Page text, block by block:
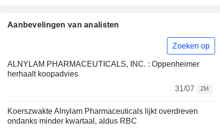
Aanbevelingen van analisten
Zoeken op
ALNYLAM PHARMACEUTICALS, INC. : Oppenheimer
herhaalt koopadvies
31/07
ZM
Koerszwakte Alnylam Pharmaceuticals lijkt overdreven
ondanks minder kwartaal, aldus RBC